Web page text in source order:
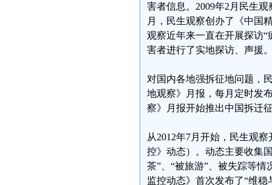
害者信息。2009年2月民生
月，民生观察创办了《中国
观察近年来一直在开展探访
害者进行了实地探访、声援
对国内各地强拆征地问题，
地观察》月报，每月定时发
察》月报开始推出中国拆迁
从2012年7月开始，民生观
控》动态）。动态主要收集
茶”、“被旅游”、被失踪等
监控动态》首次发布了“维稳